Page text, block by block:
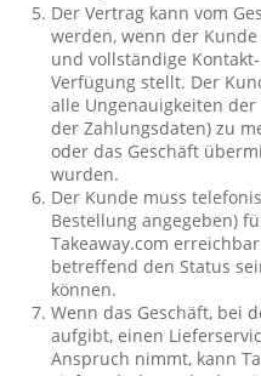
Der Vertrag kann vom
werden, wenn der
und vollständige
Verfügung stellt. Der
alle Ungenauigkeiten
der Zahlungsdaten) zu
oder das Geschäft
wurden.
Der Kunde muss
Bestellung angegeben)
Takeaway.com
betreffend den Status
können.
Wenn das Geschäft, bei
aufgibt, einen
Anspruch nimmt, kann